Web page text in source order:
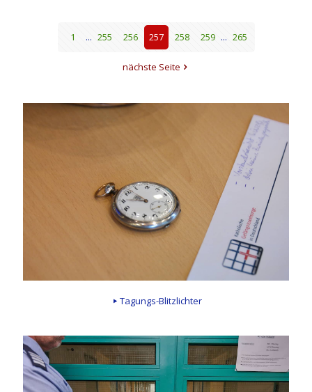
1 ... 255 256 257 258 259 ... 265
nächste Seite
Tagungs-Blitzlichter